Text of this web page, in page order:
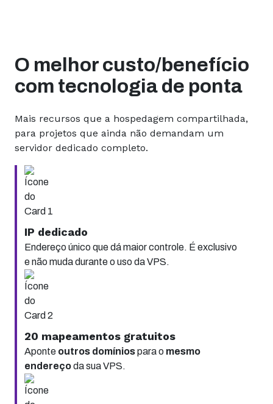
O melhor custo/benefício
com tecnologia de ponta
Mais recursos que a hospedagem compartilhada,
para projetos que ainda não demandam um
servidor dedicado completo.
IP dedicado
Endereço único que dá maior controle. É exclusivo
e não muda durante o uso da VPS.
20 mapeamentos gratuitos
Aponte outros domíniospara o mesmo
endereçoda sua VPS.